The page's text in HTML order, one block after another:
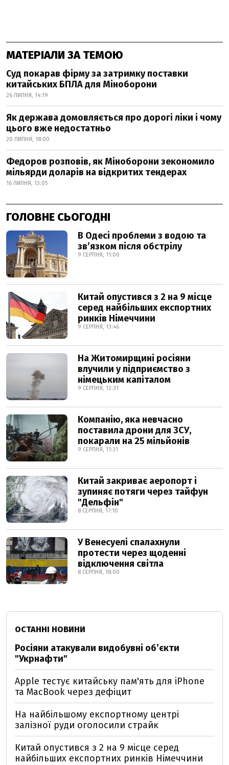
МАТЕРІАЛИ ЗА ТЕМОЮ
Суд покарав фірму за затримку поставки
китайських БПЛА для Міноборони
26 ЛИПНЯ, 14:19
Як держава домовляється про дорогі ліки і чому
цього вже недостатньо
20 ЛИПНЯ, 18:00
Федоров розповів, як Міноборони зекономило
мільярди доларів на відкритих тендерах
16 ЛИПНЯ, 13:05
ГОЛОВНЕ СЬОГОДНІ
В Одесі проблеми з водою та
звʼязком після обстрілу
9 СЕРПНЯ, 11:00
Китай опустився з 2 на 9 місце
серед найбільших експортних
ринків Німеччини
9 СЕРПНЯ, 13:46
На Житомирщині росіяни
влучили у підприємство з
німецьким капіталом
9 СЕРПНЯ, 12:31
Компанію, яка невчасно
поставила дрони для ЗСУ,
покарали на 25 мільйонів
9 СЕРПНЯ, 11:31
Китай закриває аеропорт і
зупиняє потяги через тайфун
"Дельфін"
8 СЕРПНЯ, 17:10
У Венесуелі спалахнули
протести через щоденні
відключення світла
8 СЕРПНЯ, 18:00
ОСТАННІ НОВИНИ
Росіяни атакували видобувні обʼєкти
"Укрнафти"
Apple тестує китайську пам'ять для iPhone
та MacBook через дефіцит
На найбільшому експортному центрі
залізної руди оголосили страйк
Китай опустився з 2 на 9 місце серед
найбільших експортних ринків Німеччини